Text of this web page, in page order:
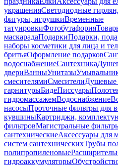
украшенияСветодиодные
фигуры, игрушкиВременные
татуировкиФотобутафория
маскарадаПодаркиПодарки,
наборы косметики для лица и
бритьяОформление подарков
водоснабжениеСантехника
двериВанныУнитазы
смесителямиСмесителиДушевые
гарнитурыБидеПиссуары
гидромассажемВодоснабжение
насосыПроточные фильтры для
кувшиныКартриджи,
фильтровМагистральные
сантехническиеАксессуары для
систем сантехническихТрубы
полипропиленовые
гидроаккумуляторы